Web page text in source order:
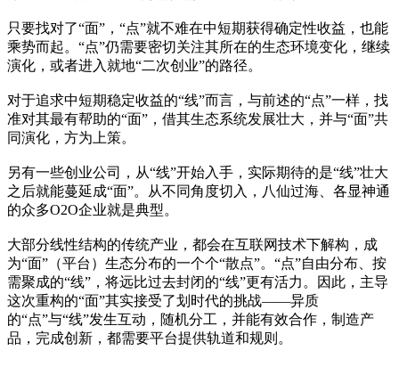
只要找对了“面”，“点”就不难在中短期获得确定性收益，也能
乘势而起。“点”仍需要密切关注其所在的生态环境变化，继续
演化，或者进入就地“二次创业”的路径。
对于追求中短期稳定收益的“线”而言，与前述的“点”一样，找
准对其最有帮助的“面”，借其生态系统发展壮大，并与“面”共
同演化，方为上策。
另有一些创业公司，从“线”开始入手，实际期待的是“线”壮大
之后就能蔓延成“面”。从不同角度切入，八仙过海、各显神通
的众多O2O企业就是典型。
大部分线性结构的传统产业，都会在互联网技术下解构，成
为“面”（平台）生态分布的一个个“散点”。“点”自由分布、按
需聚成的“线”，将远比过去封闭的“线”更有活力。因此，主导
这次重构的“面”其实接受了划时代的挑战——异质
的“点”与“线”发生互动，随机分工，并能有效合作，制造产
品，完成创新，都需要平台提供轨道和规则。